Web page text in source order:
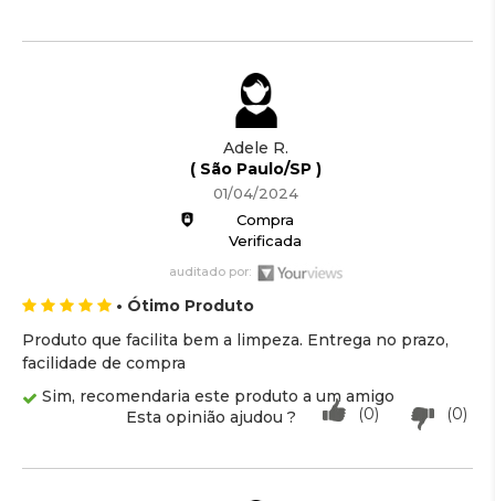
Adele R.
( São Paulo/SP )
01/04/2024
Compra
Verificada
auditado por:
• Ótimo Produto
Produto que facilita bem a limpeza. Entrega no prazo,
facilidade de compra
Sim, recomendaria este produto a um amigo
(0)
(0)
Esta opinião ajudou ?